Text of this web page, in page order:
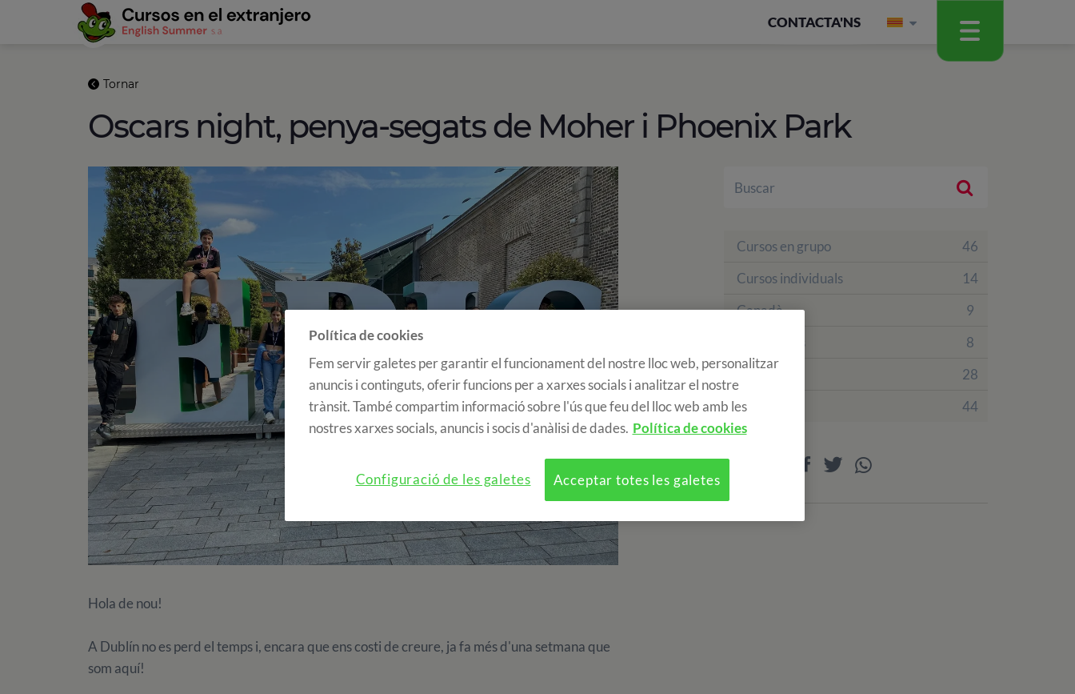
CONTACTA'NS
Tornar
Oscars night, penya-segats de Moher i Phoenix Park
Hola de nou!
A Dublín no es perd el temps i, encara que ens costi de creure, ja fa més d'una setmana que
som aquí!
Cursos en grupo
46
Cursos individuals
14
Canadà
9
Estats Units
8
28
Regne Unit
44
Compartir
Política de cookies
Fem servir galetes per garantir el funcionament del nostre lloc web, personalitzar
anuncis i continguts, oferir funcions per a xarxes socials i analitzar el nostre
trànsit. També compartim informació sobre l'ús que feu del lloc web amb les
nostres xarxes socials, anuncis i socis d'anàlisi de dades. Política de cookies
Acceptar totes les galetes
Configuració de les galetes